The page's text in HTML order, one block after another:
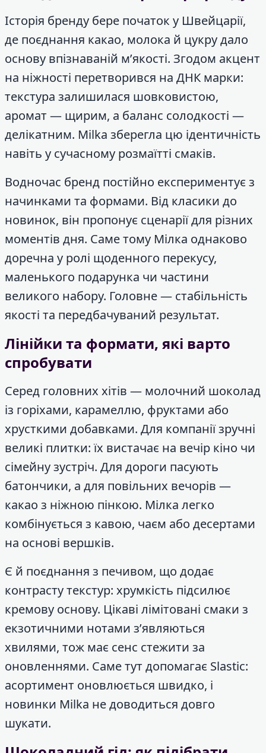
Історія бренду бере початок у Швейцарії,
де поєднання какао, молока й цукру дало
основу впізнаваній м’якості. Згодом акцент
на ніжності перетворився на ДНК марки:
текстура залишилася шовковистою,
аромат — щирим, а баланс солодкості —
делікатним. Milka зберегла цю ідентичність
навіть у сучасному розмаїтті смаків.
Водночас бренд постійно експериментує з
начинками та формами. Від класики до
новинок, він пропонує сценарії для різних
моментів дня. Саме тому Мілка однаково
доречна у ролі щоденного перекусу,
маленького подарунка чи частини
великого набору. Головне — стабільність
якості та передбачуваний результат.
Лінійки та формати, які варто
спробувати
Серед головних хітів — молочний шоколад
із горіхами, карамеллю, фруктами або
хрусткими добавками. Для компанії зручні
великі плитки: їх вистачає на вечір кіно чи
сімейну зустріч. Для дороги пасують
батончики, а для повільних вечорів —
какао з ніжною пінкою. Мілка легко
комбінується з кавою, чаєм або десертами
на основі вершків.
Є й поєднання з печивом, що додає
контрасту текстур: хрумкість підсилює
кремову основу. Цікаві лімітовані смаки з
екзотичними нотами з’являються
хвилями, тож має сенс стежити за
оновленнями. Саме тут допомагає Slastic:
асортимент оновлюється швидко, і
новинки Milka не доводиться довго
шукати.